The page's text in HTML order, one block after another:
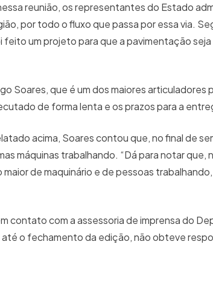
reunião, os representantes do Estado
por todo o fluxo que passa por essa via.
um projeto para que a pavimentação
Soares, que é um dos maiores articuladores
de forma lenta e os prazos para a
acima, Soares contou que, no final de
máquinas trabalhando. “Dá para notar que,
de maquinário e de pessoas
contato com a assessoria de imprensa do
até o fechamento da edição, não obteve